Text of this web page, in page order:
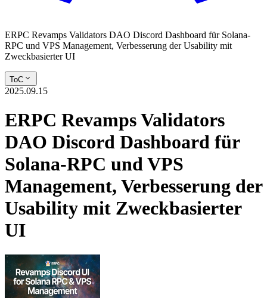
ERPC Revamps Validators DAO Discord Dashboard für Solana-
RPC und VPS Management, Verbesserung der Usability mit
Zweckbasierter UI
ToC
2025.09.15
ERPC Revamps Validators
DAO Discord Dashboard für
Solana-RPC und VPS
Management, Verbesserung der
Usability mit Zweckbasierter
UI